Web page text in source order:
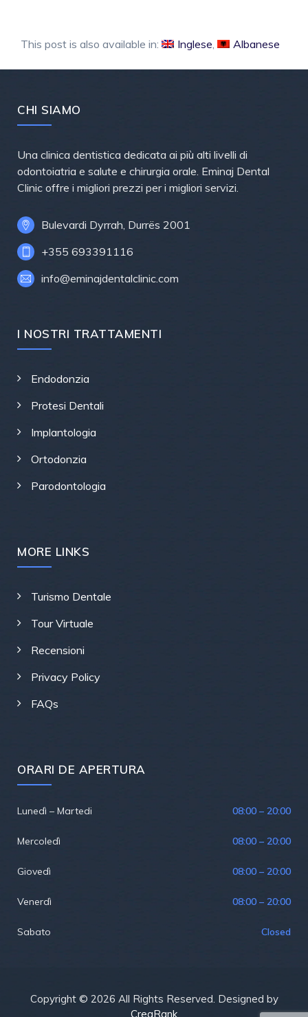
This post is also available in: Inglese Albanese
CHI SIAMO
Una clinica dentistica dedicata ai più alti livelli di
odontoiatria e salute e chirurgia orale. Eminaj Dental
Clinic offre i migliori prezzi per i migliori servizi.
Bulevardi Dyrrah, Durrës 2001
+355 693391116
info@eminajdentalclinic.com
I NOSTRI TRATTAMENTI
Endodonzia
Protesi Dentali
Implantologia
Ortodonzia
Parodontologia
MORE LINKS
Turismo Dentale
Tour Virtuale
Recensioni
Privacy Policy
FAQs
ORARI DE APERTURA
Lunedì – Martedi 08:00 – 20:00
Mercoledì 08:00 – 20:00
Giovedì 08:00 – 20:00
Venerdì 08:00 – 20:00
Sabato Closed
Copyright © 2026 All Rights Reserved. Designed by
CreaRank